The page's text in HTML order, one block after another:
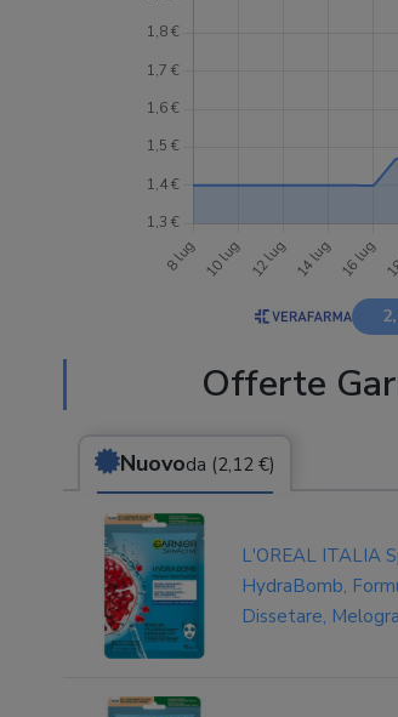
Offerte
Nuovoda (2,12 €)
L'OREAL ITALIA
HydraBomb,
Dissetare,